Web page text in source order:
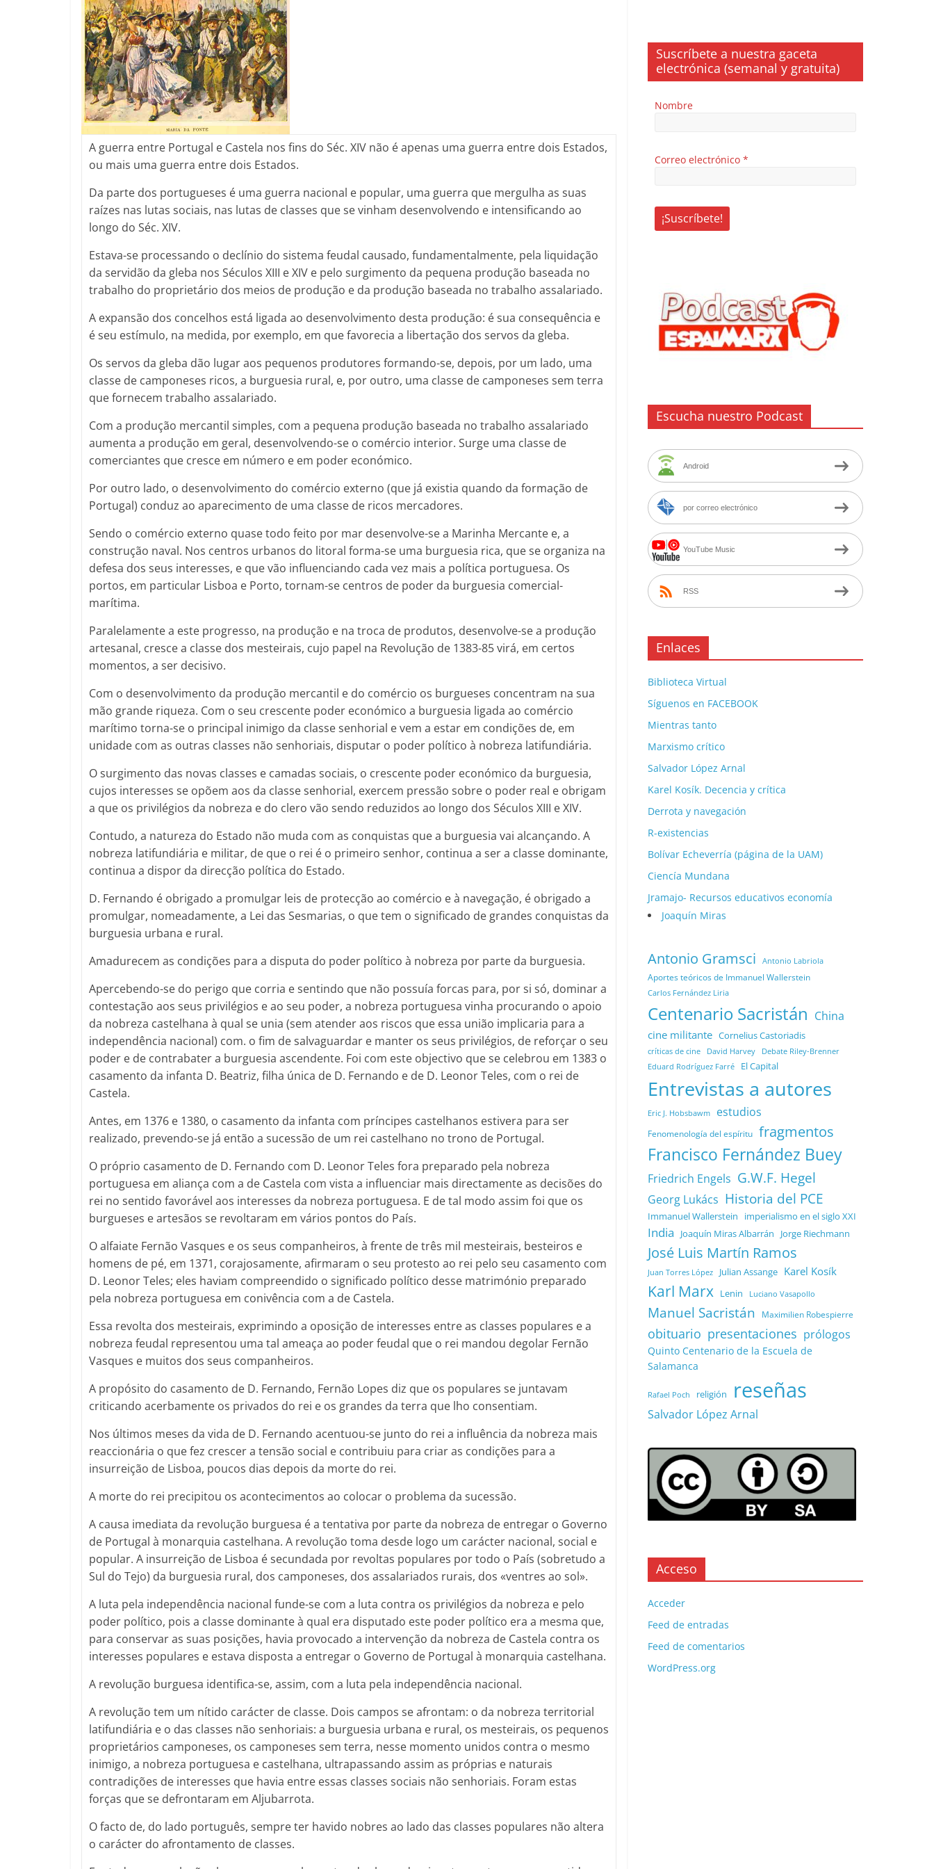
A guerra entre Portugal e Castela nos fins do Séc. XIV não é apenas uma guerra entre dois Estados,
ou mais uma guerra entre dois Estados.
Da parte dos portugueses é uma guerra nacional e popular, uma guerra que mergulha as suas
raízes nas lutas sociais, nas lutas de classes que se vinham desenvolvendo e intensificando ao
longo do Séc. XIV.
Estava-se processando o declínio do sistema feudal causado, fundamentalmente, pela liquidação
da servidão da gleba nos Séculos XIII e XIV e pelo surgimento da pequena produção baseada no
trabalho do proprietário dos meios de produção e da produção baseada no trabalho assalariado.
A expansão dos concelhos está ligada ao desenvolvimento desta produção: é sua consequência e
é seu estímulo, na medida, por exemplo, em que favorecia a libertação dos servos da gleba.
Os servos da gleba dão lugar aos pequenos produtores formando-se, depois, por um lado, uma
classe de camponeses ricos, a burguesia rural, e, por outro, uma classe de camponeses sem terra
que fornecem trabalho assalariado.
Com a produção mercantil simples, com a pequena produção baseada no trabalho assalariado
aumenta a produção em geral, desenvolvendo-se o comércio interior. Surge uma classe de
comerciantes que cresce em número e em poder económico.
Por outro lado, o desenvolvimento do comércio externo (que já existia quando da formação de
Portugal) conduz ao aparecimento de uma classe de ricos mercadores.
Sendo o comércio externo quase todo feito por mar desenvolve-se a Marinha Mercante e, a
construção naval. Nos centros urbanos do litoral forma-se uma burguesia rica, que se organiza na
defesa dos seus interesses, e que vão influenciando cada vez mais a política portuguesa. Os
portos, em particular Lisboa e Porto, tornam-se centros de poder da burguesia comercial-
marítima.
Paralelamente a este progresso, na produção e na troca de produtos, desenvolve-se a produção
artesanal, cresce a classe dos mesteirais, cujo papel na Revolução de 1383-85 virá, em certos
momentos, a ser decisivo.
Com o desenvolvimento da produção mercantil e do comércio os burgueses concentram na sua
mão grande riqueza. Com o seu crescente poder económico a burguesia ligada ao comércio
marítimo torna-se o principal inimigo da classe senhorial e vem a estar em condições de, em
unidade com as outras classes não senhoriais, disputar o poder político à nobreza latifundiária.
O surgimento das novas classes e camadas sociais, o crescente poder económico da burguesia,
cujos interesses se opõem aos da classe senhorial, exercem pressão sobre o poder real e obrigam
a que os privilégios da nobreza e do clero vão sendo reduzidos ao longo dos Séculos XIII e XIV.
Contudo, a natureza do Estado não muda com as conquistas que a burguesia vai alcançando. A
nobreza latifundiária e militar, de que o rei é o primeiro senhor, continua a ser a classe dominante,
continua a dispor da direcção política do Estado.
D. Fernando é obrigado a promulgar leis de protecção ao comércio e à navegação, é obrigado a
promulgar, nomeadamente, a Lei das Sesmarias, o que tem o significado de grandes conquistas da
burguesia urbana e rural.
Amadurecem as condições para a disputa do poder político à nobreza por parte da burguesia.
Apercebendo-se do perigo que corria e sentindo que não possuía forcas para, por si só, dominar a
contestação aos seus privilégios e ao seu poder, a nobreza portuguesa vinha procurando o apoio
da nobreza castelhana à qual se unia (sem atender aos riscos que essa união implicaria para a
independência nacional) com. o fim de salvaguardar e manter os seus privilégios, de reforçar o seu
poder e de contrabater a burguesia ascendente. Foi com este objectivo que se celebrou em 1383 o
casamento da infanta D. Beatriz, filha única de D. Fernando e de D. Leonor Teles, com o rei de
Castela.
Antes, em 1376 e 1380, o casamento da infanta com príncipes castelhanos estivera para ser
realizado, prevendo-se já então a sucessão de um rei castelhano no trono de Portugal.
O próprio casamento de D. Fernando com D. Leonor Teles fora preparado pela nobreza
portuguesa em aliança com a de Castela com vista a influenciar mais directamente as decisões do
rei no sentido favorável aos interesses da nobreza portuguesa. E de tal modo assim foi que os
burgueses e artesãos se revoltaram em vários pontos do País.
O alfaiate Fernão Vasques e os seus companheiros, à frente de três mil mesteirais, besteiros e
homens de pé, em 1371, corajosamente, afirmaram o seu protesto ao rei pelo seu casamento com
D. Leonor Teles; eles haviam compreendido o significado político desse matrimónio preparado
pela nobreza portuguesa em conivência com a de Castela.
Essa revolta dos mesteirais, exprimindo a oposição de interesses entre as classes populares e a
nobreza feudal representou uma tal ameaça ao poder feudal que o rei mandou degolar Fernão
Vasques e muitos dos seus companheiros.
A propósito do casamento de D. Fernando, Fernão Lopes diz que os populares se juntavam
criticando acerbamente os privados do rei e os grandes da terra que lho consentiam.
Nos últimos meses da vida de D. Fernando acentuou-se junto do rei a influência da nobreza mais
reaccionária o que fez crescer a tensão social e contribuiu para criar as condições para a
insurreição de Lisboa, poucos dias depois da morte do rei.
A morte do rei precipitou os acontecimentos ao colocar o problema da sucessão.
A causa imediata da revolução burguesa é a tentativa por parte da nobreza de entregar o Governo
de Portugal à monarquia castelhana. A revolução toma desde logo um carácter nacional, social e
popular. A insurreição de Lisboa é secundada por revoltas populares por todo o País (sobretudo a
Sul do Tejo) da burguesia rural, dos camponeses, dos assalariados rurais, dos «ventres ao sol».
A luta pela independência nacional funde-se com a luta contra os privilégios da nobreza e pelo
poder político, pois a classe dominante à qual era disputado este poder político era a mesma que,
para conservar as suas posições, havia provocado a intervenção da nobreza de Castela contra os
interesses populares e estava disposta a entregar o Governo de Portugal à monarquia castelhana.
A revolução burguesa identifica-se, assim, com a luta pela independência nacional.
A revolução tem um nítido carácter de classe. Dois campos se afrontam: o da nobreza territorial
latifundiária e o das classes não senhoriais: a burguesia urbana e rural, os mesteirais, os pequenos
proprietários camponeses, os camponeses sem terra, nesse momento unidos contra o mesmo
inimigo, a nobreza portuguesa e castelhana, ultrapassando assim as próprias e naturais
contradições de interesses que havia entre essas classes sociais não senhoriais. Foram estas
forças que se defrontaram em Aljubarrota.
O facto de, do lado português, sempre ter havido nobres ao lado das classes populares não altera
o carácter do afrontamento de classes.
Suscríbete a nuestra gaceta
electrónica (semanal y gratuita)
Nombre
Correo electrónico *
Escucha nuestro Podcast
Android
por correo electrónico
YouTube Music
RSS
Enlaces
Biblioteca Virtual
Síguenos en FACEBOOK
Mientras tanto
Marxismo crítico
Salvador López Arnal
Karel Kosík. Decencia y crítica
Derrota y navegación
R-existencias
Bolívar Echeverría (página de la UAM)
Ciencía Mundana
Jramajo- Recursos educativos economía
Joaquín Miras
Antonio Gramsci Antonio Labriola
Aportes teóricos de Immanuel Wallerstein
Carlos Fernández Liria
Centenario Sacristán China
cine militante Cornelius Castoriadis
críticas de cine David Harvey Debate Riley-Brenner
Eduard Rodríguez Farré El Capital
Entrevistas a autores
Eric J. Hobsbawm estudios
Fenomenología del espíritu fragmentos
Francisco Fernández Buey
Friedrich Engels G.W.F. Hegel
Georg Lukács Historia del PCE
Immanuel Wallerstein imperialismo en el siglo XXI
India Joaquín Miras Albarrán Jorge Riechmann
José Luis Martín Ramos
Juan Torres López Julian Assange Karel Kosík
Karl Marx Lenin Luciano Vasapollo
Manuel Sacristán Maximilien Robespierre
obituario presentaciones prólogos
Quinto Centenario de la Escuela de
Salamanca
Rafael Poch religión reseñas
Salvador López Arnal
Acceso
Acceder
Feed de entradas
Feed de comentarios
WordPress.org